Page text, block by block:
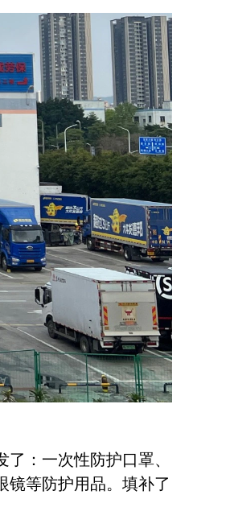
：一次性防护口罩、
镜等防护用品。填补了